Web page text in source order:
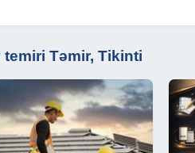
temiri Təmir, Tikinti